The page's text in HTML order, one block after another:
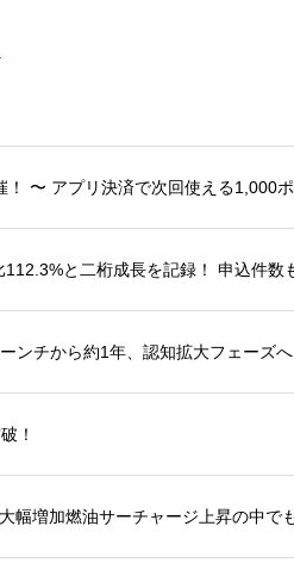
ンチから約1年、認知拡大フェーズへ
！